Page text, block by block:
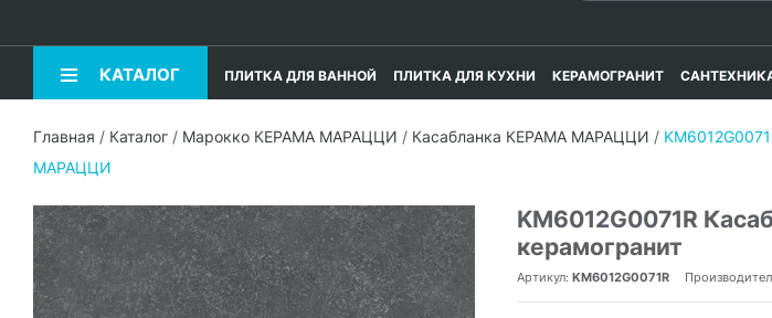
КАТАЛОГ ПЛИТКА ДЛЯ ВАННОЙ ПЛИТКА ДЛЯ КУХНИ КЕРАМОГРАНИТ
Главная / Каталог / Марокко КЕРАМА МАРАЦЦИ / Касабланка КЕРАМА МАРАЦЦИ /
МАРАЦЦИ
KM6012G0071R
керамогранит
Артикул: KM6012G0071R